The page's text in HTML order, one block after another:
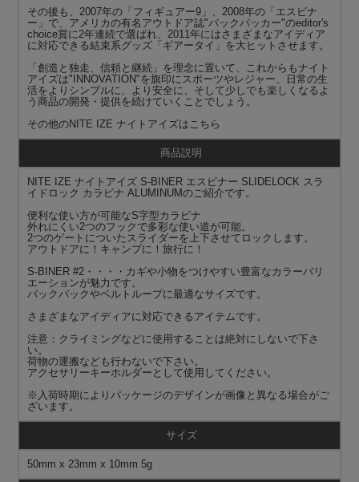
その後も、2007年の「フィギュアー9」、2008年の「エスビナ
ー」で、アメリカの有名アウトドア誌"バックパッカー"のeditor's
choice賞に2年連続で選ばれ、2011年にはさまざまなアイディア
に対応できる結束系グッズ「ギアータイ」を大ヒットさせます。
「創造と独走、信頼と継続」を理念に置いて、これからもナイト
アイズは"INNOVATION"を旗印にスポーツやレジャー、日常の生
活をよりシンプルに、より安全に、そして少しでも楽しくなるよ
う商品の開発・提供を続けていくことでしょう。
その他のNITE IZE ナイトアイズはこちら
商品説明
NITE IZE ナイトアイズ S-BINER エスビナー SLIDELOCK スラ
イドロック カラビナ ALUMINUMのご紹介です。
便利な使い方が可能なS字型カラビナ
外れにくい2つのフックで多彩な使い道が可能。
2つのゲートについたスライダーを上下させてロックします。
アウトドアに！キャンプに！旅行に！
S-BINER #2・・・・カギや小物をつけやすい豊富なカラーバリ
エーションが魅力です。
バックパックやベルトループに最適なサイズです。
さまざまなアイディアに対応できるアイテムです。
注意：クライミングなどに使用することは絶対にしないで下さ
い。
荷物の運搬なども行わないで下さい。
アクセサリーキーホルダーとして使用してください。
※入荷時期によりパッケージのデザインが画像と異なる場合がご
ざいます。
サイズ
50mm x 23mm x 10mm 5g